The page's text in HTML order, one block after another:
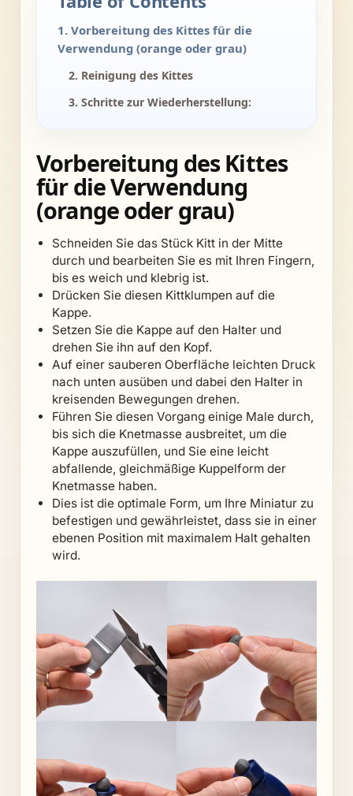
1. Vorbereitung des Kittes für die
Verwendung (orange oder grau)
2. Reinigung des Kittes
3. Schritte zur Wiederherstellung:
Vorbereitung des Kittes
für die Verwendung
(orange oder grau)
Schneiden Sie das Stück Kitt in der Mitte
durch und bearbeiten Sie es mit Ihren Fingern,
bis es weich und klebrig ist.
Drücken Sie diesen Kittklumpen auf die
Kappe.
Setzen Sie die Kappe auf den Halter und
drehen Sie ihn auf den Kopf.
Auf einer sauberen Oberfläche leichten Druck
nach unten ausüben und dabei den Halter in
kreisenden Bewegungen drehen.
Führen Sie diesen Vorgang einige Male durch,
bis sich die Knetmasse ausbreitet, um die
Kappe auszufüllen, und Sie eine leicht
abfallende, gleichmäßige Kuppelform der
Knetmasse haben.
Dies ist die optimale Form, um Ihre Miniatur zu
befestigen und gewährleistet, dass sie in einer
ebenen Position mit maximalem Halt gehalten
wird.